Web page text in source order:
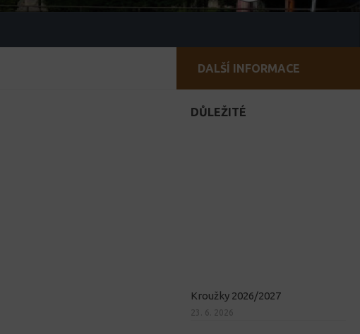
DALŠÍ INFORMACE
DŮLEŽITÉ
Kroužky 2026/2027
23. 6. 2026